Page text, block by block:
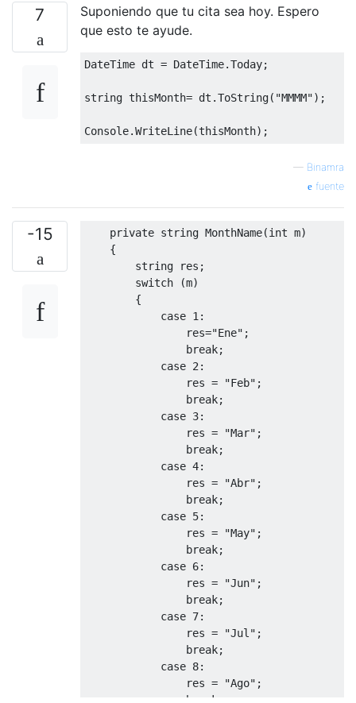
7
Suponiendo que tu cita sea hoy. Espero
que esto te ayude.
DateTime dt = DateTime.Today;
string thisMonth= dt .ToString( "MMMM");
Console.WriteLine(thisMonth);
— Binamra
fuente
-15 private string MonthName(int m)
{
string res ;
switch
(m)
{
case 1 :
                res
="Ene" ;
break;
case 2 :
                res
= "Feb" ;
break;
case 3:
                res
= "Mar" ;
break;
case 4:
                res
= "Abr" ;
break;
case 5:
                res
= "May" ;
break;
case 6:
                res
= "Jun" ;
break;
case 7:
                res
= "Jul" ;
break;
case 8:
                res
= "Ago" ;
break